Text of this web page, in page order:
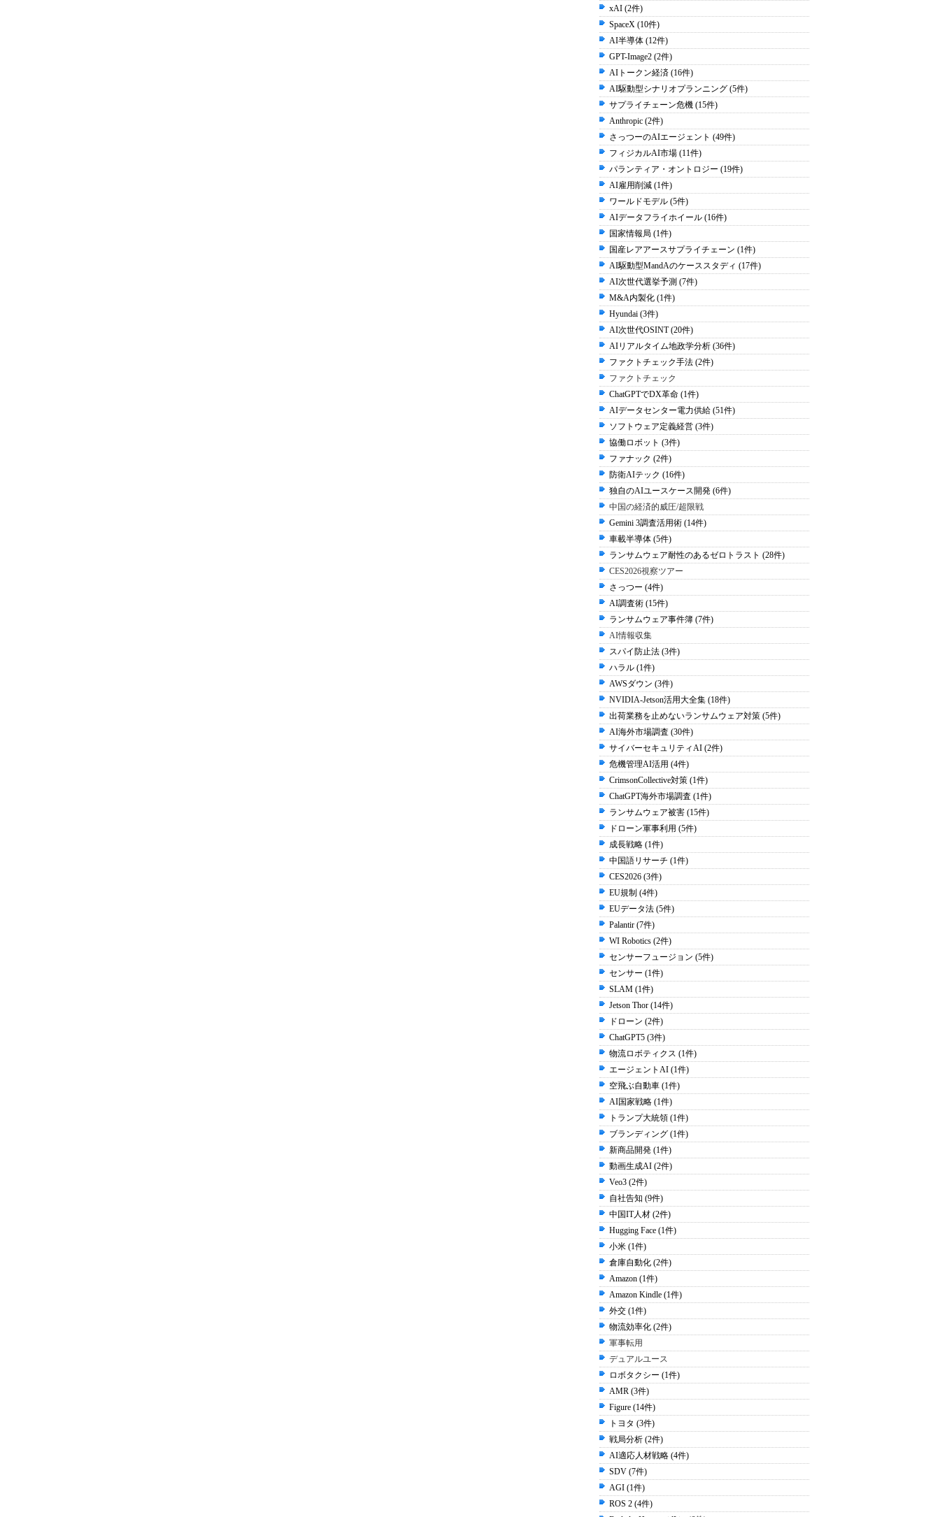
xAI (2件)
SpaceX (10件)
AI半導体 (12件)
GPT-Image2 (2件)
AIトークン経済 (16件)
AI駆動型シナリオプランニング (5件)
サプライチェーン危機 (15件)
Anthropic (2件)
さっつーのAIエージェント (49件)
フィジカルAI市場 (11件)
パランティア・オントロジー (19件)
AI雇用削減 (1件)
ワールドモデル (5件)
AIデータフライホイール (16件)
国家情報局 (1件)
国産レアアースサプライチェーン (1件)
AI駆動型MandAのケーススタディ (17件)
AI次世代選挙予測 (7件)
M&A内製化 (1件)
Hyundai (3件)
AI次世代OSINT (20件)
AIリアルタイム地政学分析 (36件)
ファクトチェック手法 (2件)
ファクトチェック
ChatGPTでDX革命 (1件)
AIデータセンター電力供給 (51件)
ソフトウェア定義経営 (3件)
協働ロボット (3件)
ファナック (2件)
防衛AIテック (16件)
独自のAIユースケース開発 (6件)
中国の経済的威圧/超限戦
Gemini 3調査活用術 (14件)
車載半導体 (5件)
ランサムウェア耐性のあるゼロトラスト (28件)
CES2026視察ツアー
さっつー (4件)
AI調査術 (15件)
ランサムウェア事件簿 (7件)
AI情報収集
スパイ防止法 (3件)
ハラル (1件)
AWSダウン (3件)
NVIDIA-Jetson活用大全集 (18件)
出荷業務を止めないランサムウェア対策 (5件)
AI海外市場調査 (30件)
サイバーセキュリティAI (2件)
危機管理AI活用 (4件)
CrimsonCollective対策 (1件)
ChatGPT海外市場調査 (1件)
ランサムウェア被害 (15件)
ドローン軍事利用 (5件)
成長戦略 (1件)
中国語リサーチ (1件)
CES2026 (3件)
EU規制 (4件)
EUデータ法 (5件)
Palantir (7件)
WI Robotics (2件)
センサーフュージョン (5件)
センサー (1件)
SLAM (1件)
Jetson Thor (14件)
ドローン (2件)
ChatGPT5 (3件)
物流ロボティクス (1件)
エージェントAI (1件)
空飛ぶ自動車 (1件)
AI国家戦略 (1件)
トランプ大統領 (1件)
ブランディング (1件)
新商品開発 (1件)
動画生成AI (2件)
Veo3 (2件)
自社告知 (9件)
中国IT人材 (2件)
Hugging Face (1件)
小米 (1件)
倉庫自動化 (2件)
Amazon (1件)
Amazon Kindle (1件)
外交 (1件)
物流効率化 (2件)
軍事転用
デュアルユース
ロボタクシー (1件)
AMR (3件)
Figure (14件)
トヨタ (3件)
戦局分析 (2件)
AI適応人材戦略 (4件)
SDV (7件)
AGI (1件)
ROS 2 (4件)